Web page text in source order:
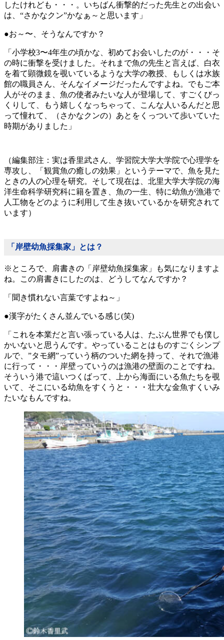
したけれども・・・。いちばん衝撃的だった先生との出会い
は、“さかなクン”かなぁ～と思います」
●お～〜、そうなんですか？
「小学校3〜4年生の頃かな、初めてお会いしたのが・・・そ
の時に衝撃を受けました。それまで魚の先生と言えば、白衣
を着て顕微鏡を覗いているような大学の教授、もしくは水族
館の職員さん、そんなイメージだったんですよね。でもご本
人がそのまま、魚の使者みたいな人が登場して、すごくびっ
くりして、もう嬉しくなっちゃって、こんな人いるんだと思
って憧れて、（さかなクンの）あとをくっついて歩いていた
時期がありました」
（編集部注：実は香里武さん、学習院大学大学院で心理学を
専攻し、「観賞魚の癒しの効果」というテーマで、魚を見た
ときの人の心理を研究。そして現在は、北里大学大学院の海
洋生命科学研究科に籍を置き、魚の一生、特に幼魚が漁港で
人工物をどのように利用して生き抜いているかを研究されて
います）
「岸壁幼魚採集家」とは？
※ところで、肩書きの「岸壁幼魚採集家」も気になりますよ
ね。この肩書きにしたのは、どうしてなんですか？
「聞き慣れない言葉ですよね～」
●漢字がたくさん並んでいる感じ(笑)
「これを本業だと言い張っている人は、たぶん世界でも僕し
かいないと思うんです。やっていることはものすごくシンプ
ルで、”タモ網”っていう柄のついた網を持って、それで漁港
に行って・・・岸壁っていうのは漁港の壁面のことですね。
そういう港で這いつくばって、上から海面にいる魚たちを覗
いて、そこにいる幼魚をすくうと・・・壮大な金魚すくいみ
たいなもんですね。